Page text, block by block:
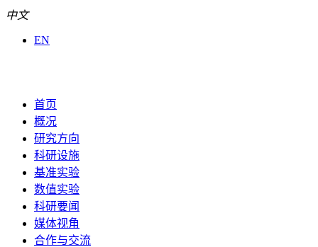
中文
EN
首页
概况
研究方向
科研设施
基准实验
数值实验
科研要闻
媒体视角
合作与交流